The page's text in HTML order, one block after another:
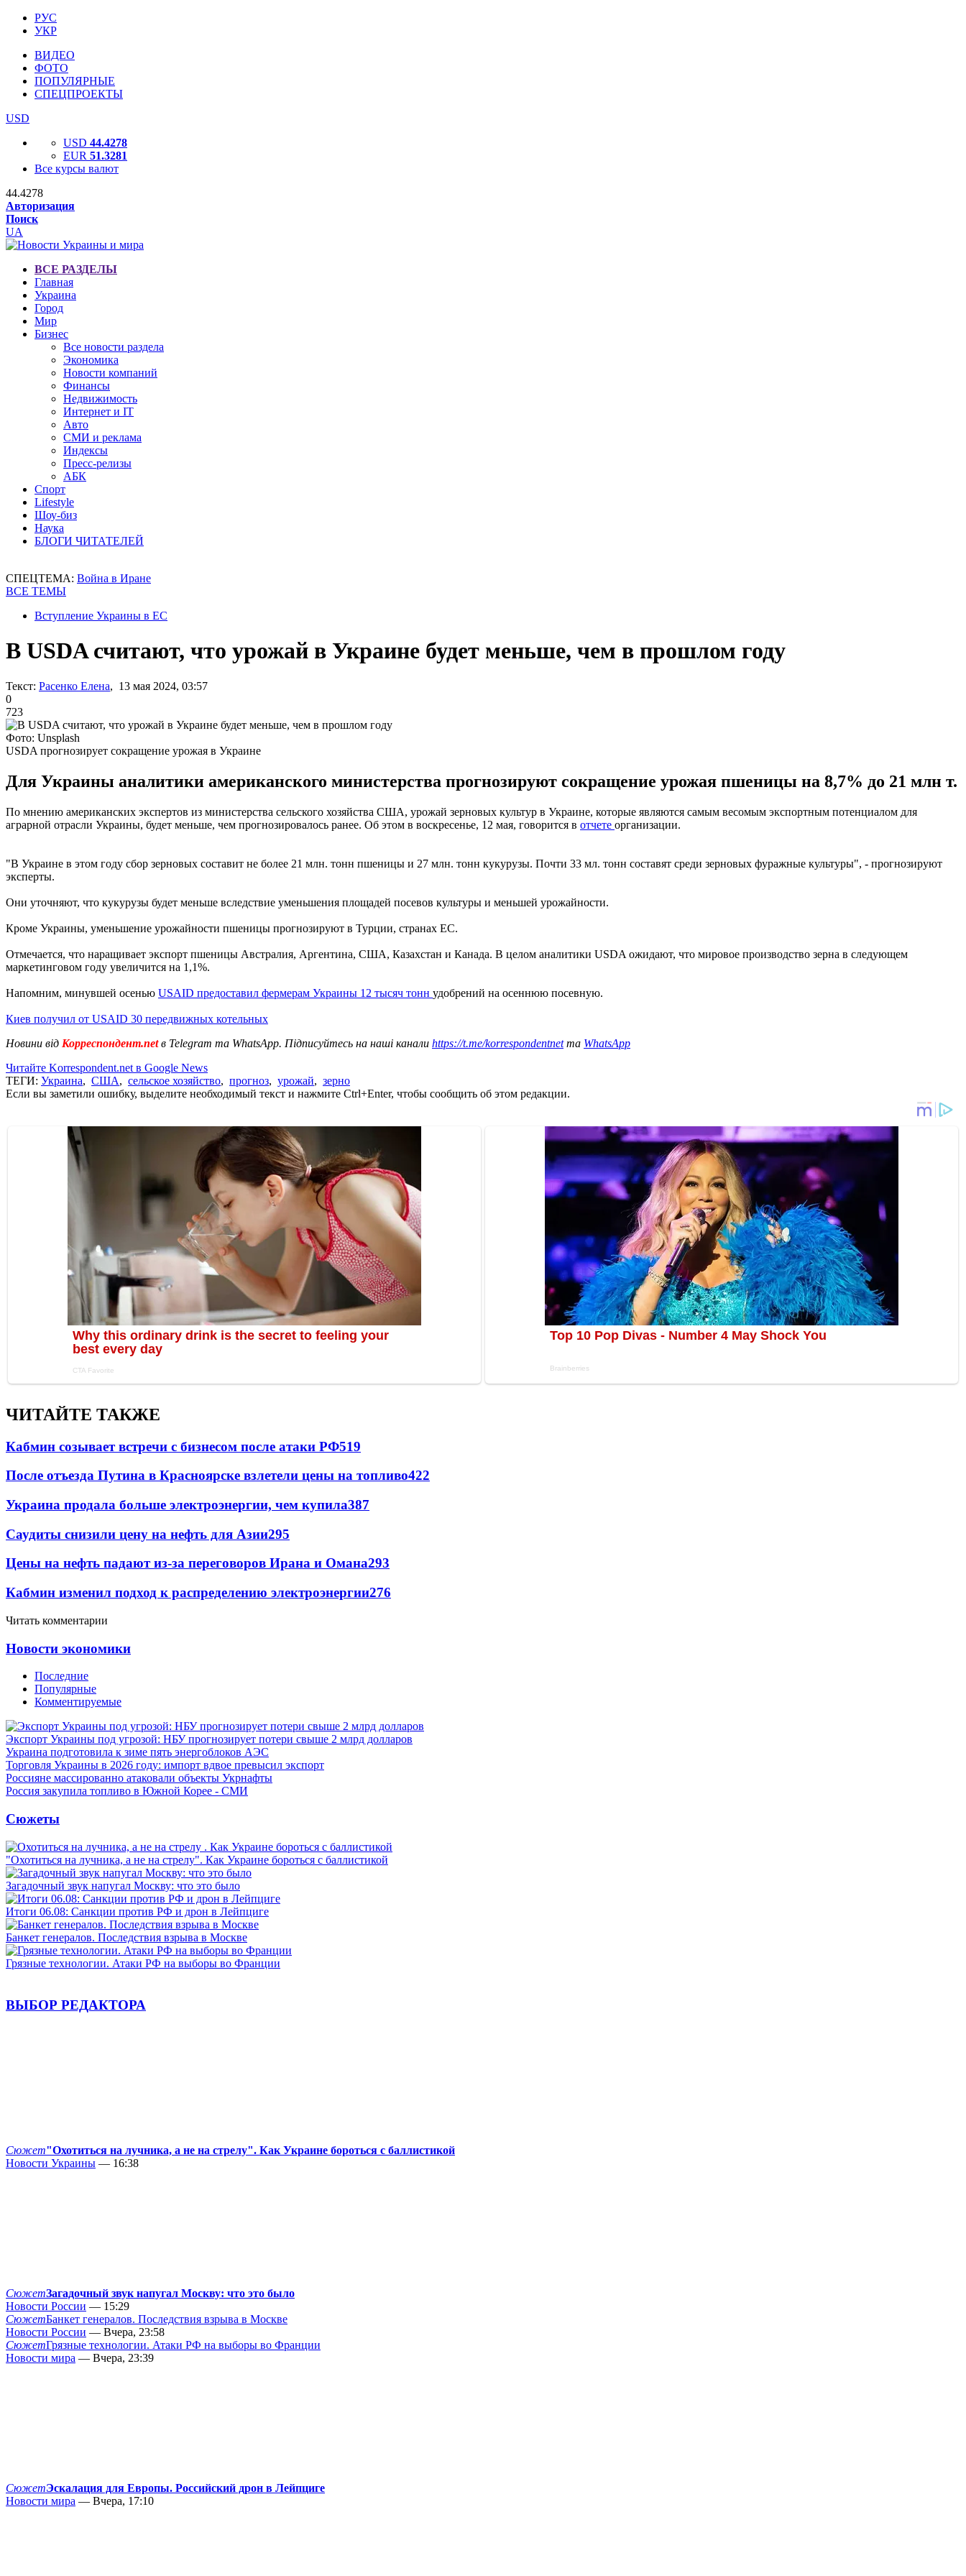
РУС
УКР
ВИДЕО
ФОТО
ПОПУЛЯРНЫЕ
СПЕЦПРОЕКТЫ
USD
USD 44.4278
EUR 51.3281
Все курсы валют
44.4278
Авторизация
Поиск
UA
ВСЕ РАЗДЕЛЫ
Главная
Украина
Город
Мир
Бизнес
Все новости раздела
Экономика
Новости компаний
Финансы
Недвижимость
Интернет и IT
Авто
СМИ и реклама
Индексы
Пресс-релизы
АБК
Спорт
Lifestyle
Шоу-биз
Наука
БЛОГИ ЧИТАТЕЛЕЙ
СПЕЦТЕМА: Война в Иране
ВСЕ ТЕМЫ
Вступление Украины в ЕС
В USDA считают, что урожай в Украине будет меньше, чем в прошлом году
Текст: Расенко Елена, 13 мая 2024, 03:57
0
723
Фото: Unsplash
USDA прогнозирует сокращение урожая в Украине
Для Украины аналитики американского министерства прогнозируют сокращение урожая пшеницы на 8,7% до 21 млн т.
По мнению американских экспертов из министерства сельского хозяйства США, урожай зерновых культур в Украине, которые являются самым весомым экспортным потенциалом для
аграрной отрасли Украины, будет меньше, чем прогнозировалось ранее. Об этом в воскресенье, 12 мая, говорится в отчете организации.
"В Украине в этом году сбор зерновых составит не более 21 млн. тонн пшеницы и 27 млн. тонн кукурузы. Почти 33 мл. тонн составят среди зерновых фуражные культуры", - прогнозируют
эксперты.
Они уточняют, что кукурузы будет меньше вследствие уменьшения площадей посевов культуры и меньшей урожайности.
Кроме Украины, уменьшение урожайности пшеницы прогнозируют в Турции, странах ЕС.
Отмечается, что наращивает экспорт пшеницы Австралия, Аргентина, США, Казахстан и Канада. В целом аналитики USDA ожидают, что мировое производство зерна в следующем
маркетинговом году увеличится на 1,1%.
Напомним, минувшей осенью USAID предоставил фермерам Украины 12 тысяч тонн удобрений на осеннюю посевную.
Киев получил от USAID 30 передвижных котельных
Новини від Корреспондент.netв Telegram та WhatsApp. Підписуйтесь на наші канали https://t.me/korrespondentnetта WhatsApp
Читайте Korrespondent.net в Google News
ТЕГИ: Украина, США, сельское хозяйство, прогноз, урожай, зерно
Если вы заметили ошибку, выделите необходимый текст и нажмите Ctrl+Enter, чтобы сообщить об этом редакции.
ЧИТАЙТЕ ТАКЖЕ
Кабмин созывает встречи с бизнесом после атаки РФ519
После отъезда Путина в Красноярске взлетели цены на топливо422
Украина продала больше электроэнергии, чем купила387
Саудиты снизили цену на нефть для Азии295
Цены на нефть падают из-за переговоров Ирана и Омана293
Кабмин изменил подход к распределению электроэнергии276
Читать комментарии
Новости экономики
Последние
Популярные
Комментируемые
Экспорт Украины под угрозой: НБУ прогнозирует потери свыше 2 млрд долларов
Украина подготовила к зиме пять энергоблоков АЭС
Торговля Украины в 2026 году: импорт вдвое превысил экспорт
Россияне массированно атаковали объекты Укрнафты
Россия закупила топливо в Южной Корее - СМИ
Сюжеты
"Охотиться на лучника, а не на стрелу". Как Украине бороться с баллистикой
Загадочный звук напугал Москву: что это было
Итоги 06.08: Санкции против РФ и дрон в Лейпциге
Банкет генералов. Последствия взрыва в Москве
Грязные технологии. Атаки РФ на выборы во Франции
ВЫБОР РЕДАКТОРА
Сюжет"Охотиться на лучника, а не на стрелу". Как Украине бороться с баллистикой
Новости Украины — 16:38
СюжетЗагадочный звук напугал Москву: что это было
Новости России — 15:29
СюжетБанкет генералов. Последствия взрыва в Москве
Новости России — Вчера, 23:58
СюжетГрязные технологии. Атаки РФ на выборы во Франции
Новости мира — Вчера, 23:39
СюжетЭскалация для Европы. Российский дрон в Лейпциге
Новости мира — Вчера, 17:10